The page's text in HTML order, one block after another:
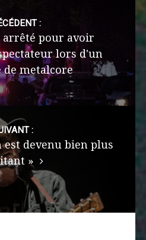
:
arrêté pour avoir
lors d'un
de metalcore
:
est devenu bien plus
»